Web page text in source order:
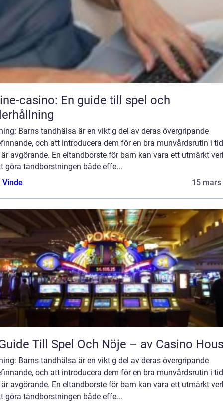
casino: En guide till spel och
Barns tandhälsa är en viktig del av deras övergripande
och att introducera dem för en bra munvårdsrutin i
avgörande. En eltandborste för barn kan vara ett utmärkt
göra tandborstningen både effe...
Vinde
15 mars
Till Spel Och Nöje – av Casino
Barns tandhälsa är en viktig del av deras övergripande
och att introducera dem för en bra munvårdsrutin i
avgörande. En eltandborste för barn kan vara ett utmärkt
göra tandborstningen både effe...